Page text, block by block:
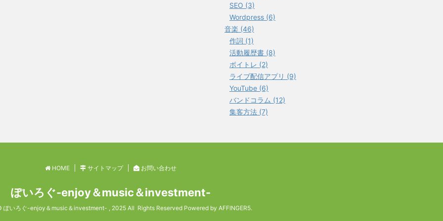
SEO (3)
Wordpress (6)
音楽 (46)
作詞 (1)
活動履歴書 (8)
ボイトレ (2)
ライブ配信アプリ (9)
YouTube (6)
バンドコラム (12)
集客方法 (7)
HOME サイトマップ お問い合わせ
ぽいろぐ-enjoy＆music＆investment-
いろぐ-enjoy＆music＆investment- , 2025 All Rights Reserved Powered by AFFINGER5.